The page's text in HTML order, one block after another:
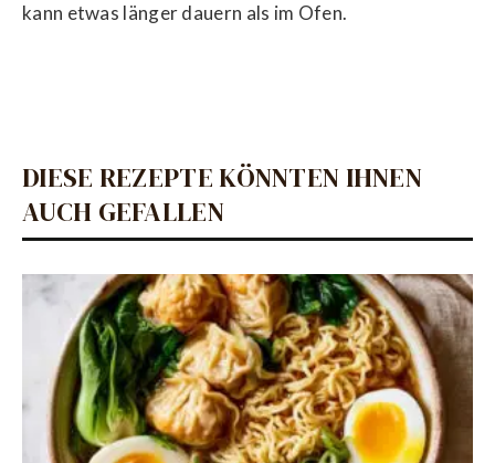
kann etwas länger dauern als im Ofen.
DIESE REZEPTE KÖNNTEN IHNEN
AUCH GEFALLEN